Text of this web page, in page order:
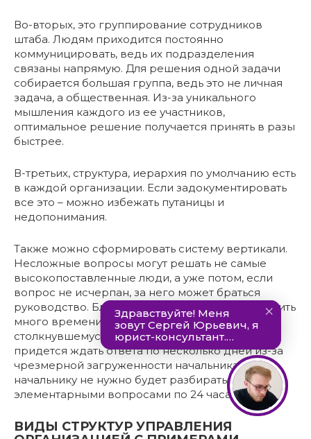
Во-вторых, это группирование сотрудников
штаба. Людям приходится постоянно
коммуницировать, ведь их подразделения
связаны напрямую. Для решения одной задачи
собирается большая группа, ведь это не личная
задача, а общественная. Из-за уникального
мышления каждого из ее участников,
оптимальное решение получается принять в разы
быстрее.
В-третьих, структура, иерархия по умолчанию есть
в каждой организации. Если задокументировать
все это – можно избежать путаницы и
недопонимания.
Также можно сформировать систему вертикали.
Несложные вопросы могут решать не самые
высокопоставленные люди, а уже потом, если
вопрос не исчерпан, за него может браться
руководство. Благодаря этому можно сэкономить
много времени, причем всем, ведь человеку,
столкнувшемуся с той или иной проблемой, не
придется ждать ответа по несколько дней из-за
чрезмерной загруженности начальника, а
начальнику не нужно будет разбираться с
элементарными вопросами по 24 часа в сутки.
ВИДЫ СТРУКТУР УПРАВЛЕНИЯ